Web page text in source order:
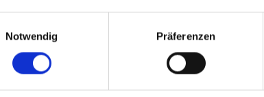
Notwendig
Präferenzen